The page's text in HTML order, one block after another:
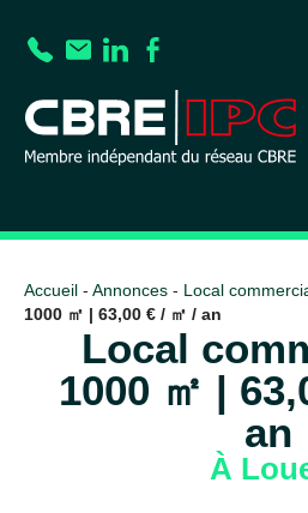
Accueil - Annonces - Local
1000 ㎡ | 63,00 € / ㎡ / an
Local
1000 ㎡ |
an
À